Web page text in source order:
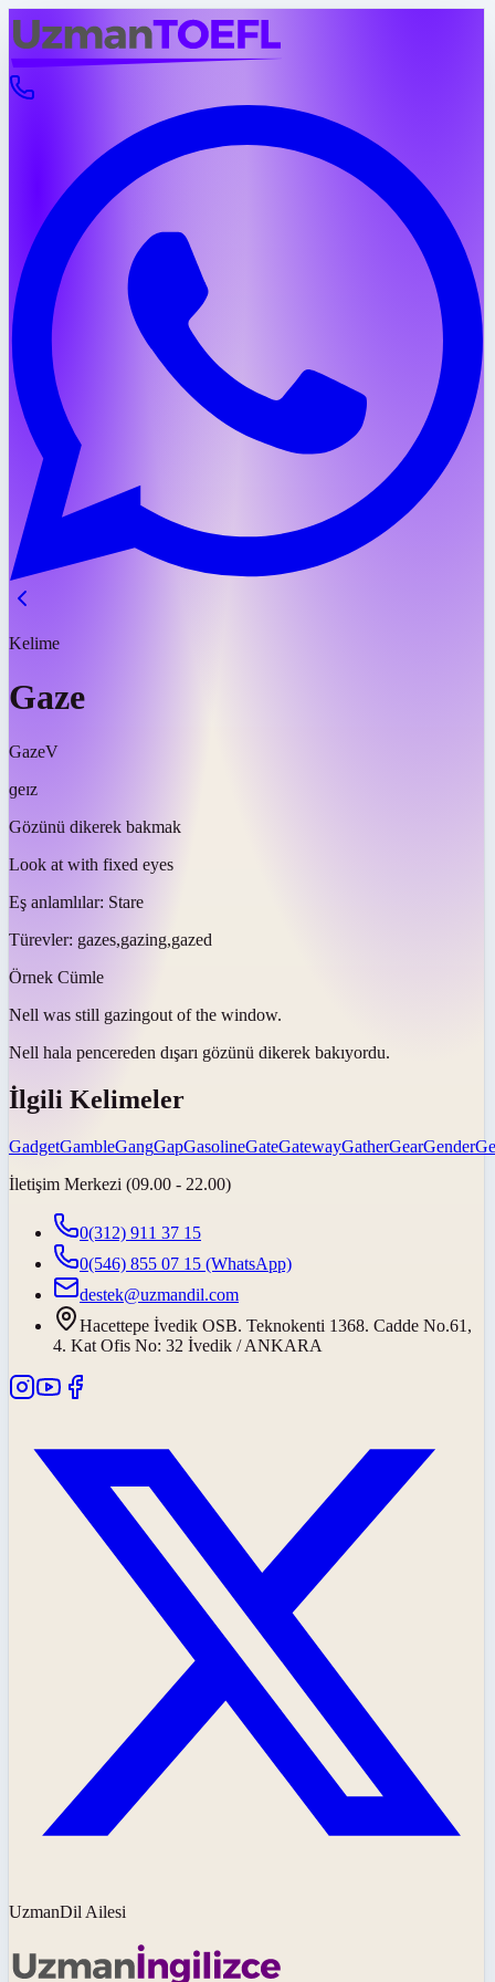
Kelime
Gaze
GazeV
ɡeɪz
Gözünü dikerek bakmak
Look at with fixed eyes
Eş anlamlılar: Stare
Türevler: gazes,gazing,gazed
Örnek Cümle
Nell was still gazingout of the window.
Nell hala pencereden dışarı gözünü dikerek bakıyordu.
İlgili Kelimeler
GadgetGambleGangGapGasolineGateGatewayGatherGearGender
İletişim Merkezi (09.00 - 22.00)
0(312) 911 37 15
0(546) 855 07 15 (WhatsApp)
destek@uzmandil.com
Hacettepe İvedik OSB. Teknokenti 1368. Cadde No.61,
4. Kat Ofis No: 32 İvedik / ANKARA
UzmanDil Ailesi